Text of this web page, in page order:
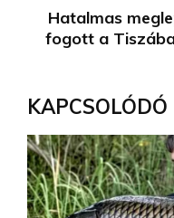
Hatalmas
fogott a
KAPCSOLÓDÓ